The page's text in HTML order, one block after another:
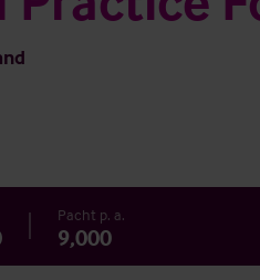
Pacht p. a.
9,000